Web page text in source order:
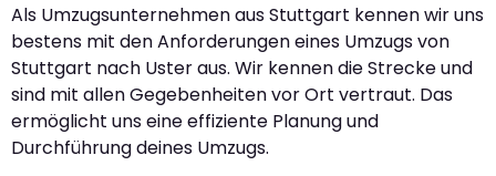
Als Umzugsunternehmen aus Stuttgart kennen wir uns
bestens mit den Anforderungen eines Umzugs von
Stuttgart nach Uster aus. Wir kennen die Strecke und
sind mit allen Gegebenheiten vor Ort vertraut. Das
ermöglicht uns eine effiziente Planung und
Durchführung deines Umzugs.